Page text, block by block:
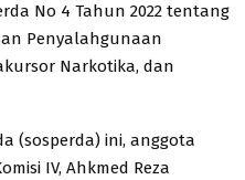
No 4 Tahun 2022 tentang
Penyalahgunaan
Narkotika, dan
(sosperda) ini, anggota
IV, Ahkmed Reza